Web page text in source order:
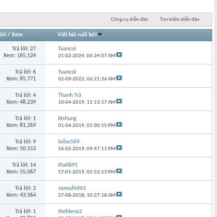
Công cụ diễn đàn Tìm kiếm diễn đàn
/ Xem Viết bài cuối bởi
Trả lời: 27
Xem: 165,124
Tuancoi
21-02-2024,06:24:07 AM
Trả lời: 6
Xem: 85,771
Tuancoi
02-09-2022,06:21:26 AM
Trả lời: 4
Xem: 48,239
Thanh Trà
10-04-2019, 11:13:17 AM
Trả lời: 1
Xem: 81,269
ktshung
01-04-2019,01:00:15 PM
Trả lời: 9
Xem: 50,153
loiloc569
16-02-2019,09:47:11 PM
Trả lời: 14
Xem: 55,067
thaitk91
17-01-2019,02:53:53 PM
Trả lời: 2
Xem: 43,364
vanvulinh01
27-08-2018, 10:27:18 AM
Trả lời: 1
thehiena2